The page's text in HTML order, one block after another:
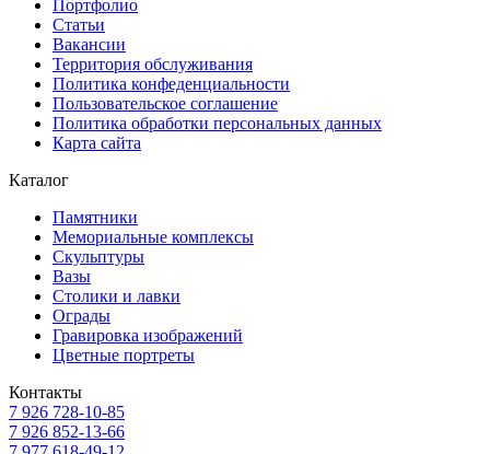
Портфолио
Статьи
Вакансии
Территория обслуживания
Политика конфеденциальности
Пользовательское соглашение
Политика обработки персональных данных
Карта сайта
Каталог
Памятники
Мемориальные комплексы
Скульптуры
Вазы
Столики и лавки
Ограды
Гравировка изображений
Цветные портреты
Контакты
7 926 728-10-85
7 926 852-13-66